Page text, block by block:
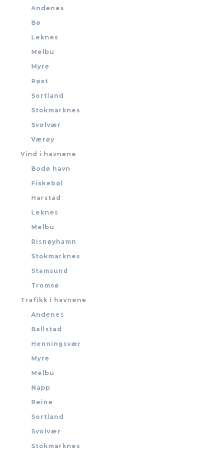
Andenes
Bø
Leknes
Melbu
Myre
Røst
Sortland
Stokmarknes
Svolvær
Værøy
Vind i havnene
Bodø havn
Fiskebøl
Harstad
Leknes
Melbu
Risnøyhamn
Stokmarknes
Stamsund
Tromsø
Trafikk i havnene
Andenes
Ballstad
Henningsvær
Myre
Melbu
Napp
Reine
Sortland
Svolvær
Stokmarknes